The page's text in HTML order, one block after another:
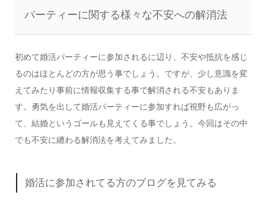
パーティーに関する様々な不安への解消法
初めて婚活パーティーに参加されるに辺り、不安や抵抗を感じ
るのはほとんどの方が思う事でしょう。ですが、少し意識を変
えてみたり事前に情報収集する事で解消される不安もありま
す。勇気を出して婚活パーティーに参加すれば視野も広がっ
て、結婚というゴールも見えてくる事でしょう。今回はその中
でも不安に纏わる解消法を考えてみました。
婚活に参加されてる方のブログを見てみる